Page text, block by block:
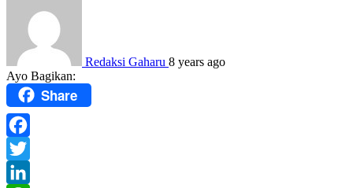
Redaksi Gaharu 8 years ago
Ayo Bagikan:
Share
Facebook
Twitter